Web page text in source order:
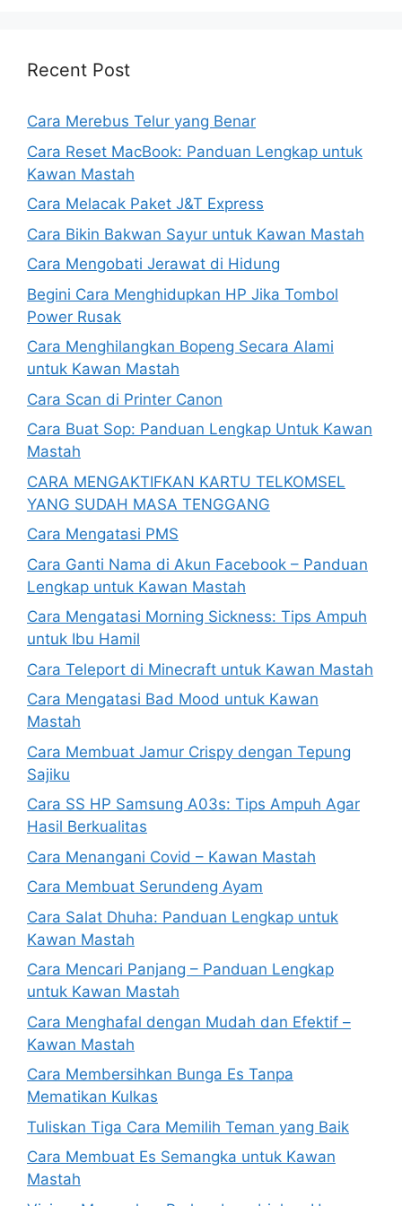
Recent Post
Cara Merebus Telur yang Benar
Cara Reset MacBook: Panduan Lengkap untuk
Kawan Mastah
Cara Melacak Paket J&T Express
Cara Bikin Bakwan Sayur untuk Kawan Mastah
Cara Mengobati Jerawat di Hidung
Begini Cara Menghidupkan HP Jika Tombol
Power Rusak
Cara Menghilangkan Bopeng Secara Alami
untuk Kawan Mastah
Cara Scan di Printer Canon
Cara Buat Sop: Panduan Lengkap Untuk Kawan
Mastah
CARA MENGAKTIFKAN KARTU TELKOMSEL
YANG SUDAH MASA TENGGANG
Cara Mengatasi PMS
Cara Ganti Nama di Akun Facebook – Panduan
Lengkap untuk Kawan Mastah
Cara Mengatasi Morning Sickness: Tips Ampuh
untuk Ibu Hamil
Cara Teleport di Minecraft untuk Kawan Mastah
Cara Mengatasi Bad Mood untuk Kawan
Mastah
Cara Membuat Jamur Crispy dengan Tepung
Sajiku
Cara SS HP Samsung A03s: Tips Ampuh Agar
Hasil Berkualitas
Cara Menangani Covid – Kawan Mastah
Cara Membuat Serundeng Ayam
Cara Salat Dhuha: Panduan Lengkap untuk
Kawan Mastah
Cara Mencari Panjang – Panduan Lengkap
untuk Kawan Mastah
Cara Menghafal dengan Mudah dan Efektif –
Kawan Mastah
Cara Membersihkan Bunga Es Tanpa
Mematikan Kulkas
Tuliskan Tiga Cara Memilih Teman yang Baik
Cara Membuat Es Semangka untuk Kawan
Mastah